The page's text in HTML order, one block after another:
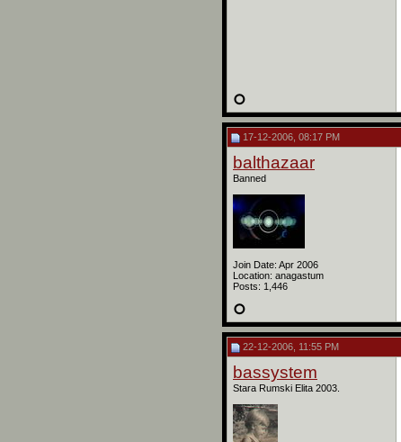
17-12-2006, 08:17 PM
balthazaar
Banned
Join Date: Apr 2006
Location: anagastum
Posts: 1,446
22-12-2006, 11:55 PM
bassystem
Stara Rumski Elita 2003.